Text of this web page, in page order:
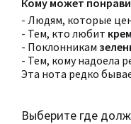
Кому может
- Людям, которые
- Тем, кто любит
- Поклонникам
- Тем, кому надоела
Эта нота редко
Выберите где